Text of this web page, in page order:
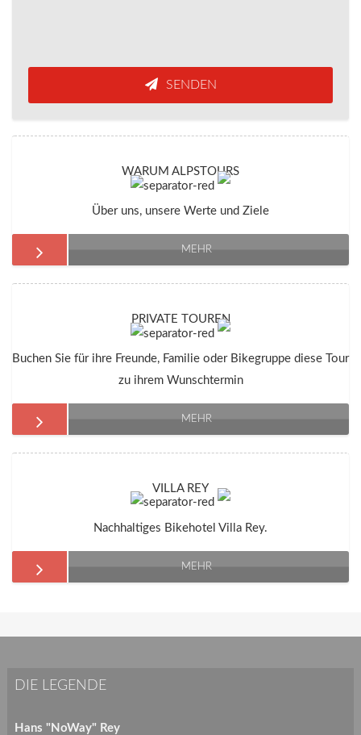
SENDEN
WARUM ALPSTOURS
Über uns, unsere Werte und Ziele
MEHR
PRIVATE TOUREN
Buchen Sie für ihre Freunde, Familie oder Bikegruppe diese Tour
zu ihrem Wunschtermin
MEHR
VILLA REY
Nachhaltiges Bikehotel Villa Rey.
MEHR
DIE LEGENDE
Hans "NoWay" Rey